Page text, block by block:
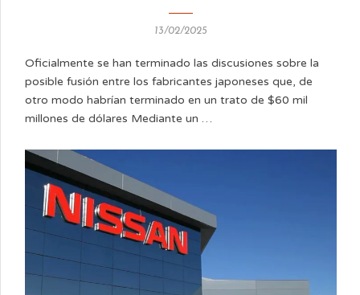
13/02/2025
Oficialmente se han terminado las discusiones sobre la
posible fusión entre los fabricantes japoneses que, de
otro modo habrían terminado en un trato de $60 mil
millones de dólares Mediante un …